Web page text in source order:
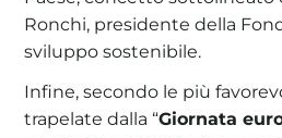
Ronchi, presidente della
sviluppo sostenibile.
Infine, secondo le più
trapelate dalla “Giornata